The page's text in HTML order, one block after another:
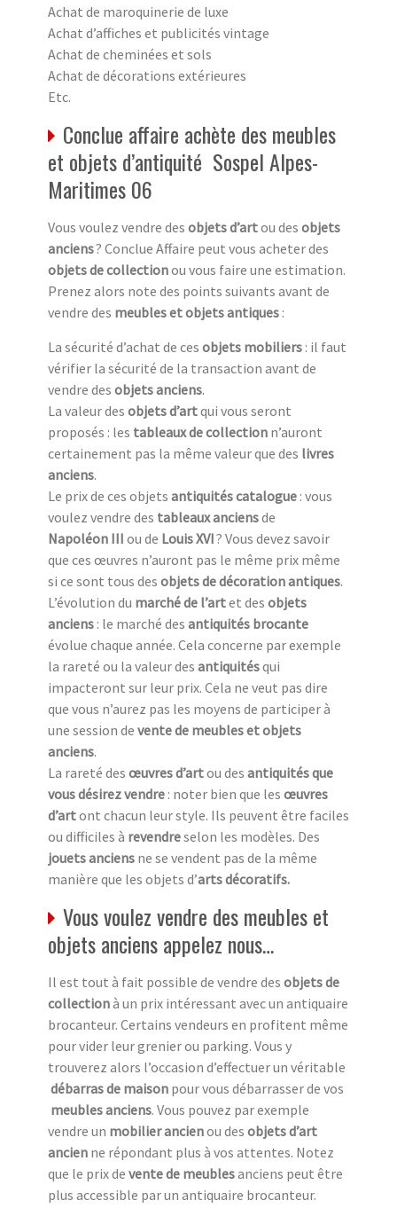
Achat de maroquinerie de luxe
Achat d’affiches et publicités vintage
Achat de cheminées et sols
Achat de décorations extérieures
Etc.
Conclue affaire achète des meubles
et objets d’antiquité Sospel Alpes-
Maritimes 06
Vous voulez vendre des objets d’artou des objets
anciens? Conclue Affaire peut vous acheter des
objets de collectionou vous faire une estimation.
Prenez alors note des points suivants avant de
vendre des meubles et objets antiques :
La sécurité d’achat de ces objets mobiliers : il faut
vérifier la sécurité de la transaction avant de
vendre des objets anciens.
La valeur des objets d’artqui vous seront
proposés : les tableaux de collection n’auront
certainement pas la même valeur que des livres
anciens.
Le prix de ces objets antiquités catalogue : vous
voulez vendre des tableaux anciensde
Napoléon III ou de Louis XVI? Vous devez savoir
que ces œuvres n’auront pas le même prix même
si ce sont tous des objets de décoration antiques.
L’évolution du marché de l’artet des objets
anciens : le marché des antiquités brocante
évolue chaque année. Cela concerne par exemple
la rareté ou la valeur des antiquitésqui
impacteront sur leur prix. Cela ne veut pas dire
que vous n’aurez pas les moyens de participer à
une session de vente de meubles et objets
anciens.
La rareté des œuvres d’artou des antiquités que
vous désirez vendre : noter bien que les œuvres
d’artont chacun leur style. Ils peuvent être faciles
ou difficiles à revendreselon les modèles. Des
jouets anciens ne se vendent pas de la même
manière que les objets d’arts décoratifs.
Vous voulez vendre des meubles et
objets anciens appelez nous…
Il est tout à fait possible de vendre des objets de
collectionà un prix intéressant avec un antiquaire
brocanteur. Certains vendeurs en profitent même
pour vider leur grenier ou parking. Vous y
trouverez alors l’occasion d’effectuer un véritable
débarras de maison pour vous débarrasser de vos
meubles anciens. Vous pouvez par exemple
vendre un mobilier ancienou des objets d’art
ancien ne répondant plus à vos attentes. Notez
que le prix de vente de meublesanciens peut être
plus accessible par un antiquaire brocanteur.